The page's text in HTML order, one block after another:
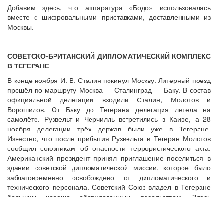
Добавим здесь, что аппаратура «Бодо» использовалась
вместе с шифровальными приставками, доставленными из
Москвы.
СОВЕТСКО-БРИТАНСКИЙ ДИПЛОМАТИЧЕСКИЙ КОМПЛЕКС
В ТЕГЕРАНЕ
В конце ноября И. В. Сталин покинул Москву. Литерный поезд
прошёл по маршруту Москва — Сталинград — Баку. В состав
официальной делегации входили Сталин, Молотов и
Ворошилов. От Баку до Тегерана делегация летела на
самолёте. Рузвельт и Черчилль встретились в Каире, а 28
ноября делегации трёх держав были уже в Тегеране.
Известно, что после прибытия Рузвельта в Тегеран Молотов
сообщил союзникам об опасности террористического акта.
Американский президент принял приглашение поселиться в
здании советской дипломатической миссии, которое было
заблаговременно освобождено от дипломатического и
технического персонала. Советский Союз владел в Тегеране